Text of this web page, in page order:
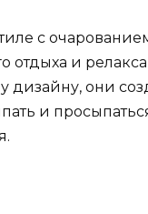
с
и
дизайну, они
и